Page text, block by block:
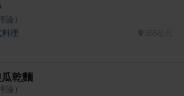
論）
料理 355公尺
乾麵
論）